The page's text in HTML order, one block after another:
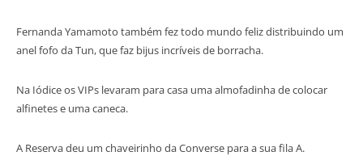
Fernanda Yamamoto também fez todo mundo feliz distribuindo um
anel fofo da Tun, que faz bijus incríveis de borracha.
Na Iódice os VIPs levaram para casa uma almofadinha de colocar
alfinetes e uma caneca.
A Reserva deu um chaveirinho da Converse para a sua fila A.